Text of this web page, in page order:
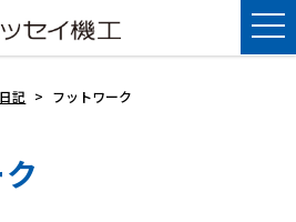
記 > フットワーク